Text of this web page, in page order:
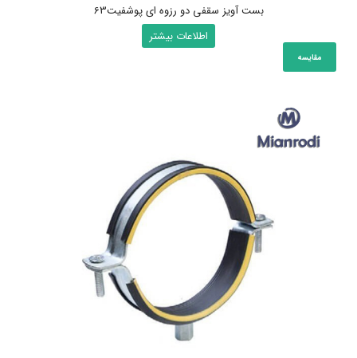
بست آویز سقفی دو رزوه ای پوشفیت63
اطلاعات بیشتر
مقایسه